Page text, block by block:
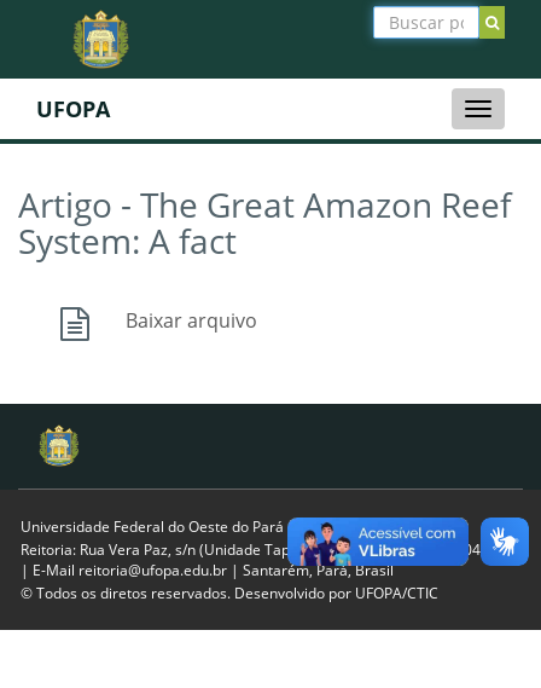
Toggle
UFOPA
Artigo - The Great Amazon Reef
System: A fact
Baixar arquivo
Universidade Federal do Oeste do Pará
Reitoria: Rua Vera Paz, s/n (Unidade Tapajós) Bairro Salé | CEP 68040-255
| E-Mail reitoria@ufopa.edu.br | Santarém, Pará, Brasil
© Todos os diretos reservados. Desenvolvido por UFOPA/CTIC